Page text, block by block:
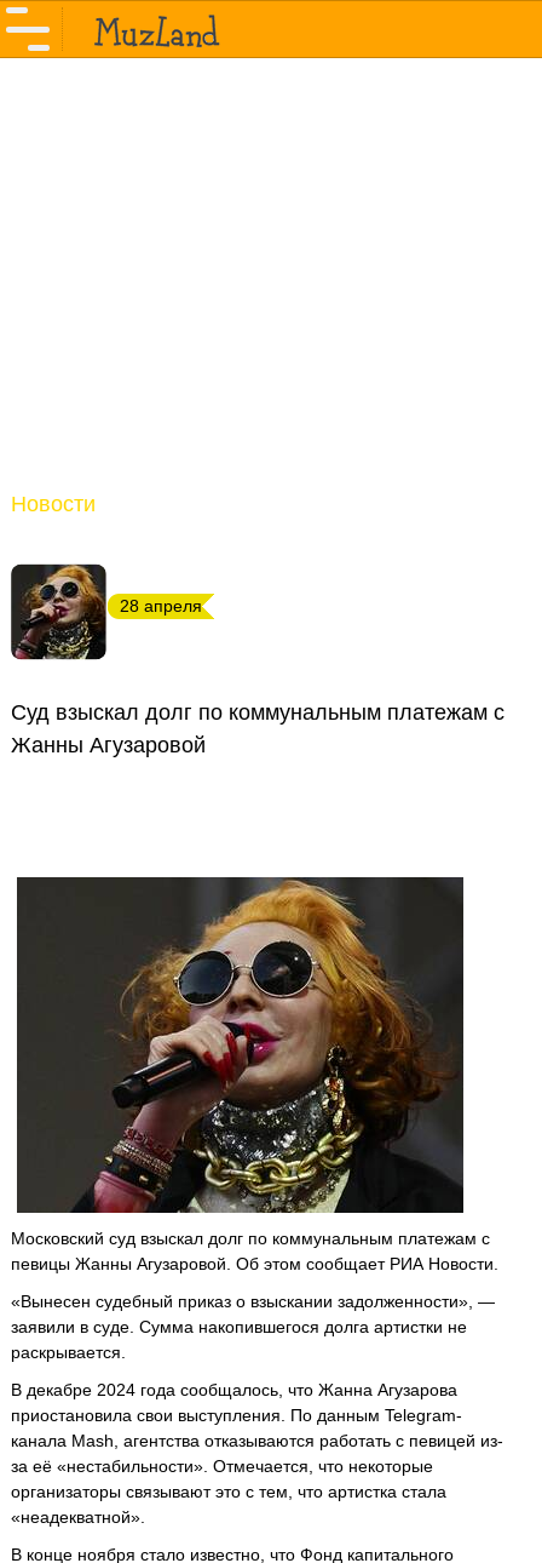
Новости
28 апреля
Суд взыскал долг по коммунальным платежам с
Жанны Агузаровой
Московский суд взыскал долг по коммунальным платежам с
певицы Жанны Агузаровой. Об этом сообщает РИА Новости.
«Вынесен судебный приказ о взыскании задолженности», —
заявили в суде. Сумма накопившегося долга артистки не
раскрывается.
В декабре 2024 года сообщалось, что Жанна Агузарова
приостановила свои выступления. По данным Telegram-
канала Mash, агентства отказываются работать с певицей из-
за её «нестабильности». Отмечается, что некоторые
организаторы связывают это с тем, что артистка стала
«неадекватной».
В конце ноября стало известно, что Фонд капитального